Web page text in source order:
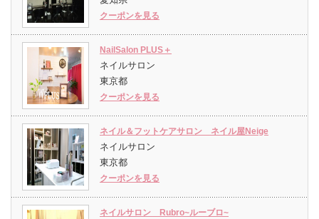
クーポンを見る
NailSalon PLUS＋
ネイルサロン
東京都
クーポンを見る
ネイル＆フットケアサロン ネイル屋Neige
ネイルサロン
東京都
クーポンを見る
ネイルサロン Rubro~ルーブロ~